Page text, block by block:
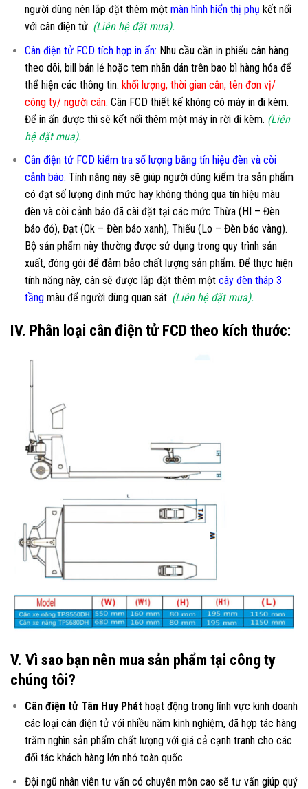
người dùng nên lắp đặt thêm một màn hình hiển thị phụ kết nối
với cân điện tử. (Liên hệ đặt mua).
Cân điện tử FCD tích hợp in ấn: Nhu cầu cần in phiếu cân hàng
theo dõi, bill bán lẻ hoặc tem nhãn dán trên bao bì hàng hóa để
thể hiện các thông tin: khối lượng, thời gian cân, tên đơn vị/
công ty/ người cân. Cân FCD thiết kế không có máy in đi kèm.
Để in ấn được thì sẽ kết nối thêm một máy in rời đi kèm. (Liên
hệ đặt mua).
Cân điện tử FCD kiểm tra số lượng bằng tín hiệu đèn và còi
cảnh báo: Tính năng này sẽ giúp người dùng kiểm tra sản phẩm
có đạt số lượng định mức hay không thông qua tín hiệu màu
đèn và còi cảnh báo đã cài đặt tại các mức Thừa (HI – Đèn
báo đỏ), Đạt (Ok – Đèn báo xanh), Thiếu (Lo – Đèn báo vàng).
Bộ sản phẩm này thường được sử dụng trong quy trình sản
xuất, đóng gói để đảm bảo chất lượng sản phẩm. Để thực hiện
tính năng này, cân sẽ được lắp đặt thêm một cây đèn tháp 3
tầngmàu để người dùng quan sát. (Liên hệ đặt mua).
IV. Phân loại cân điện tử FCD theo kích thước:
V. Vì sao bạn nên mua sản phẩm tại công ty
chúng tôi?
Cân điện tử Tân Huy Pháthoạt động trong lĩnh vực kinh doanh
các loại cân điện tửvới nhiều năm kinh nghiệm, đã hợp tác hàng
trăm nghìn sản phẩm chất lượng với giá cả cạnh tranh cho các
đối tác khách hàng lớn nhỏ toàn quốc.
Đội ngũ nhân viên tư vấn có chuyên môn cao sẽ tư vấn giúp quý